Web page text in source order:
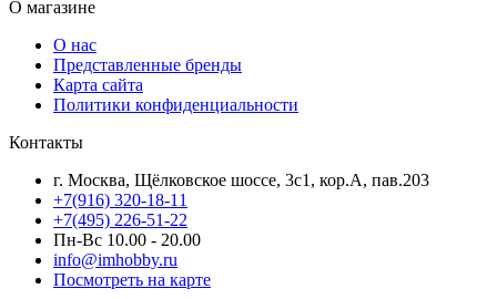
О магазине
О нас
Представленные бренды
Карта сайта
Политики конфиденциальности
Контакты
г. Москва, Щёлковское шоссе, 3с1, кор.А, пав.203
+7(916) 320-18-11
+7(495) 226-51-22
Пн-Вс 10.00 - 20.00
info@imhobby.ru
Посмотреть на карте